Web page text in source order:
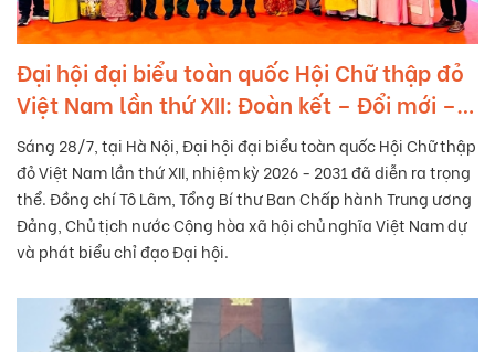
Đại hội đại biểu toàn quốc Hội Chữ thập đỏ
Việt Nam lần thứ XII: Đoàn kết – Đổi mới –
Chuyên nghiệp – Tự cường
Sáng 28/7, tại Hà Nội, Đại hội đại biểu toàn quốc Hội Chữ thập
đỏ Việt Nam lần thứ XII, nhiệm kỳ 2026 - 2031 đã diễn ra trọng
thể. Đồng chí Tô Lâm, Tổng Bí thư Ban Chấp hành Trung ương
Đảng, Chủ tịch nước Cộng hòa xã hội chủ nghĩa Việt Nam dự
và phát biểu chỉ đạo Đại hội.